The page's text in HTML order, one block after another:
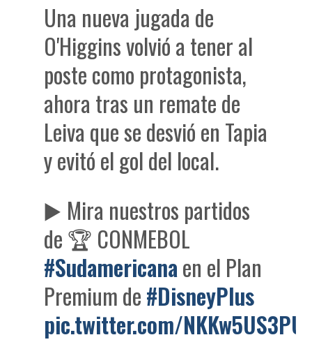
Una nueva jugada de
O'Higgins volvió a tener al
poste como protagonista,
ahora tras un remate de
Leiva que se desvió en Tapia
y evitó el gol del local.
▶️ Mira nuestros partidos
de 🏆 CONMEBOL
#Sudamericanaen el Plan
Premium de#DisneyPlus
pic.twitter.com/NKKw5US3PU